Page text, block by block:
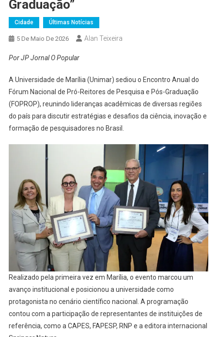
Graduação”
Cidade Últimas Notícias
5 De Maio De 2026 Alan Teixeira
Por JP Jornal O Popular
A Universidade de Marília (Unimar) sediou o Encontro Anual do
Fórum Nacional de Pró-Reitores de Pesquisa e Pós-Graduação
(FOPROP), reunindo lideranças acadêmicas de diversas regiões
do país para discutir estratégias e desafios da ciência, inovação e
formação de pesquisadores no Brasil.
Realizado pela primeira vez em Marília, o evento marcou um
avanço institucional e posicionou a universidade como
protagonista no cenário científico nacional. A programação
contou com a participação de representantes de instituições de
referência, como a CAPES, FAPESP, RNP e a editora internacional